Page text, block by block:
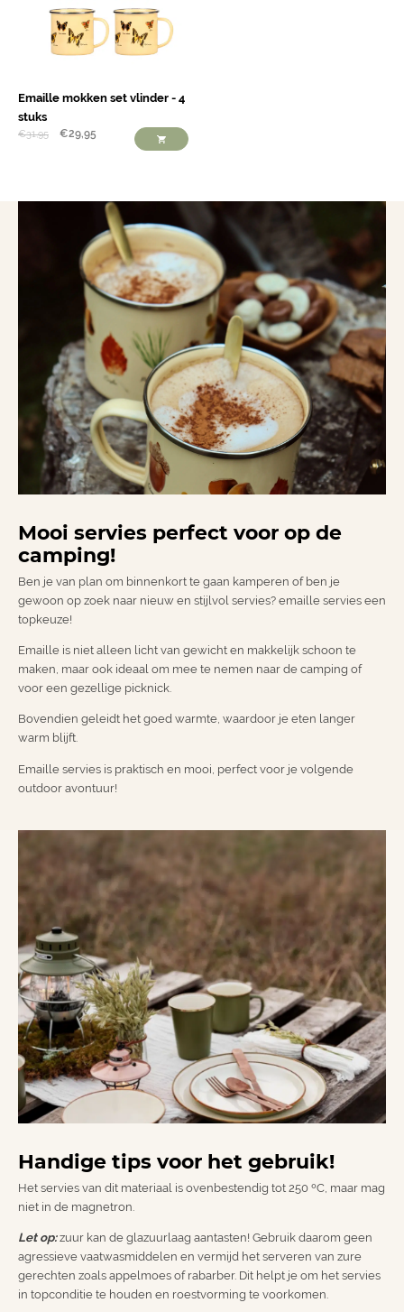
Emaille mokken set vlinder - 4
stuks
€31,95 €29,95
Mooi servies perfect voor op de
camping!
Ben je van plan om binnenkort te gaan kamperen of ben je
gewoon op zoek naar nieuw en stijlvol servies? emaille servies een
topkeuze!
Emaille is niet alleen licht van gewicht en makkelijk schoon te
maken, maar ook ideaal om mee te nemen naar de camping of
voor een gezellige picknick.
Bovendien geleidt het goed warmte, waardoor je eten langer
warm blijft.
Emaille servies is praktisch en mooi, perfect voor je volgende
outdoor avontuur!
Handige tips voor het gebruik!
Het servies van dit materiaal is ovenbestendig tot 250 ºC, maar mag
niet in de magnetron.
Let op:zuur kan de glazuurlaag aantasten! Gebruik daarom geen
agressieve vaatwasmiddelen en vermijd het serveren van zure
gerechten zoals appelmoes of rabarber. Dit helpt je om het servies
in topconditie te houden en roestvorming te voorkomen.